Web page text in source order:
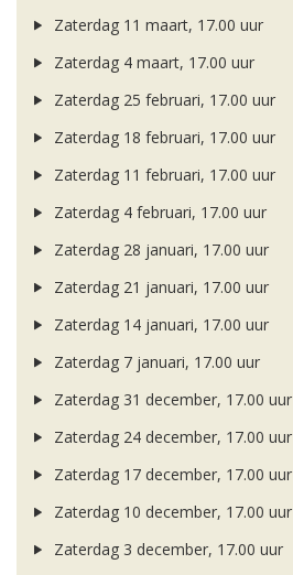
Zaterdag 11 maart, 17.00 uur
Zaterdag 4 maart, 17.00 uur
Zaterdag 25 februari, 17.00 uur
Zaterdag 18 februari, 17.00 uur
Zaterdag 11 februari, 17.00 uur
Zaterdag 4 februari, 17.00 uur
Zaterdag 28 januari, 17.00 uur
Zaterdag 21 januari, 17.00 uur
Zaterdag 14 januari, 17.00 uur
Zaterdag 7 januari, 17.00 uur
Zaterdag 31 december, 17.00 uur
Zaterdag 24 december, 17.00 uur
Zaterdag 17 december, 17.00 uur
Zaterdag 10 december, 17.00 uur
Zaterdag 3 december, 17.00 uur